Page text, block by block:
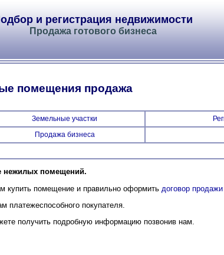
и регистрация недвижимости
Продажа готового бизнеса
помещения продажа
Земельные участки
Продажа бизнеса
нежилых помещений.
купить помещение и правильно оформить договор
покупателя.
получить подробную информацию позвонив нам.